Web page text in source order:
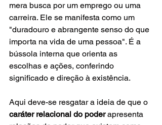
mera busca por um emprego ou uma
carreira. Ele se manifesta como um
"duradouro e abrangente senso do que
importa na vida de uma pessoa". É a
bússola interna que orienta as
escolhas e ações, conferindo
significado e direção à existência.
Aqui deve-se resgatar a ideia de que o
caráter relacional do poder apresenta